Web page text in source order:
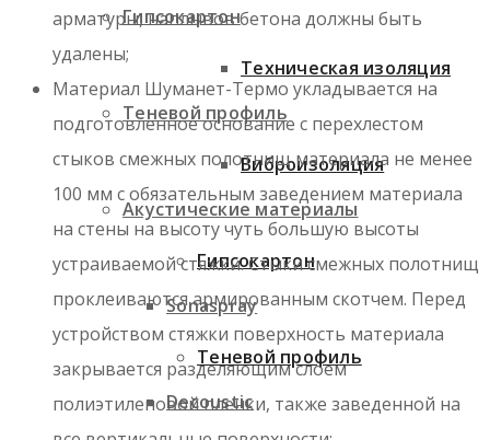
Гипсокартон
Теневой профиль
Акустические материалы
Sonaspray
Decoustic
Техническая изоляция
Виброизоляция
Гипсокартон
Теневой профиль
арматуры, наплывов бетона должны быть
удалены;
Материал Шуманет-Термо укладывается на
подготовленное основание с перехлестом
стыков смежных полотнищ материала не менее
100 мм с обязательным заведением материала
на стены на высоту чуть большую высоты
устраиваемой стяжки. Стыки смежных полотнищ
проклеиваются армированным скотчем. Перед
устройством стяжки поверхность материала
закрывается разделяющим слоем
полиэтиленовой пленки, также заведенной на